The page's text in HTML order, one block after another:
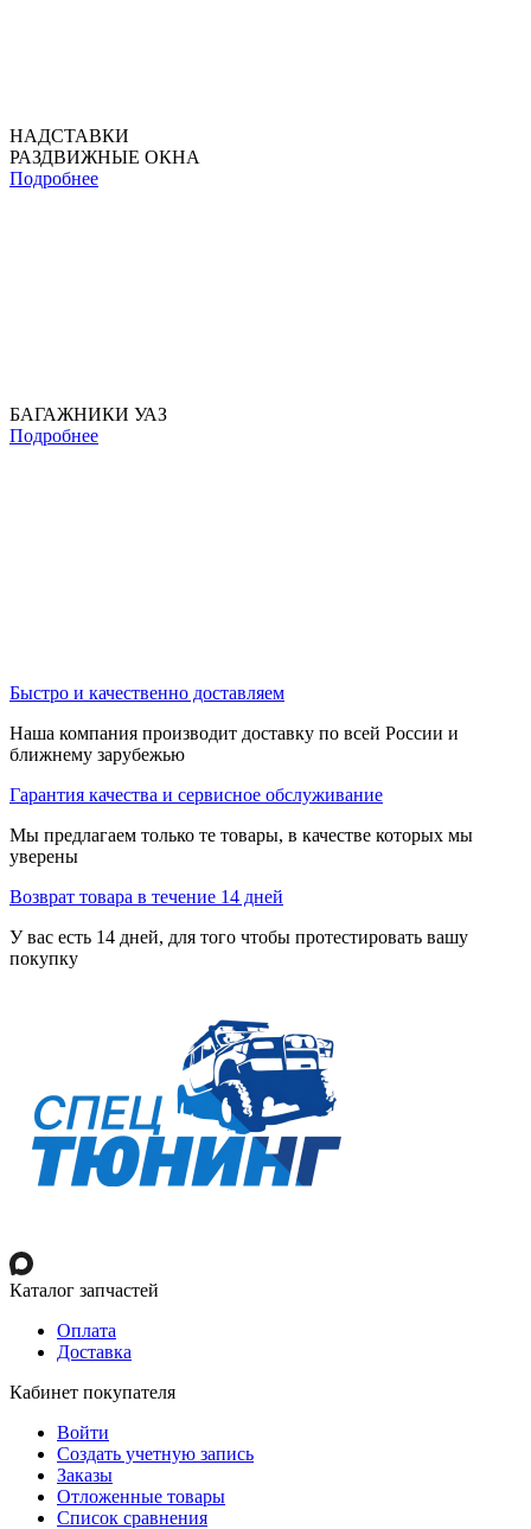
НАДСТАВКИ
РАЗДВИЖНЫЕ ОКНА
Подробнее
БАГАЖНИКИ УАЗ
Подробнее
Быстро и качественно доставляем
Наша компания производит доставку по всей России и
ближнему зарубежью
Гарантия качества и сервисное обслуживание
Мы предлагаем только те товары, в качестве которых мы
уверены
Возврат товара в течение 14 дней
У вас есть 14 дней, для того чтобы протестировать вашу
покупку
Каталог запчастей
Оплата
Доставка
Кабинет покупателя
Войти
Создать учетную запись
Заказы
Отложенные товары
Список сравнения